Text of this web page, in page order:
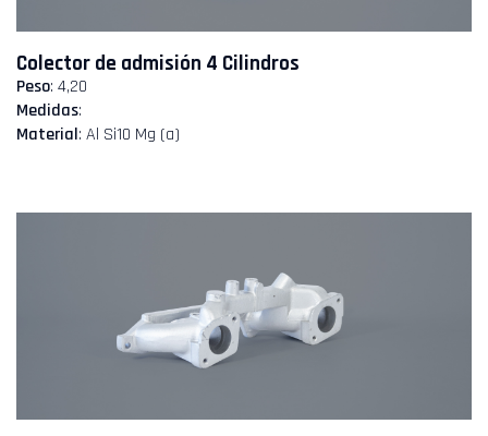
Colector de admisión 4 Cilindros
Peso: 4,20
Medidas:
Material: Al Si10 Mg (a)